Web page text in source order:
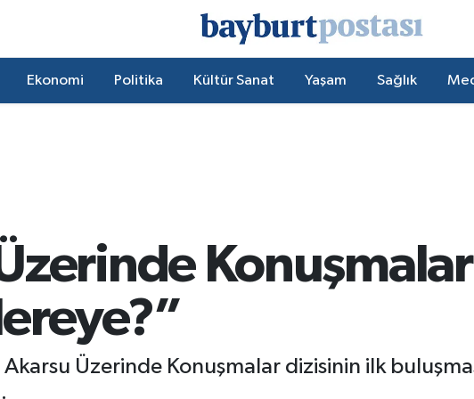
Ekonomi Politika Kültür Sanat Yaşam Sağlık
Akarsu Üzerinde Konuşmalar dizisinin ilk